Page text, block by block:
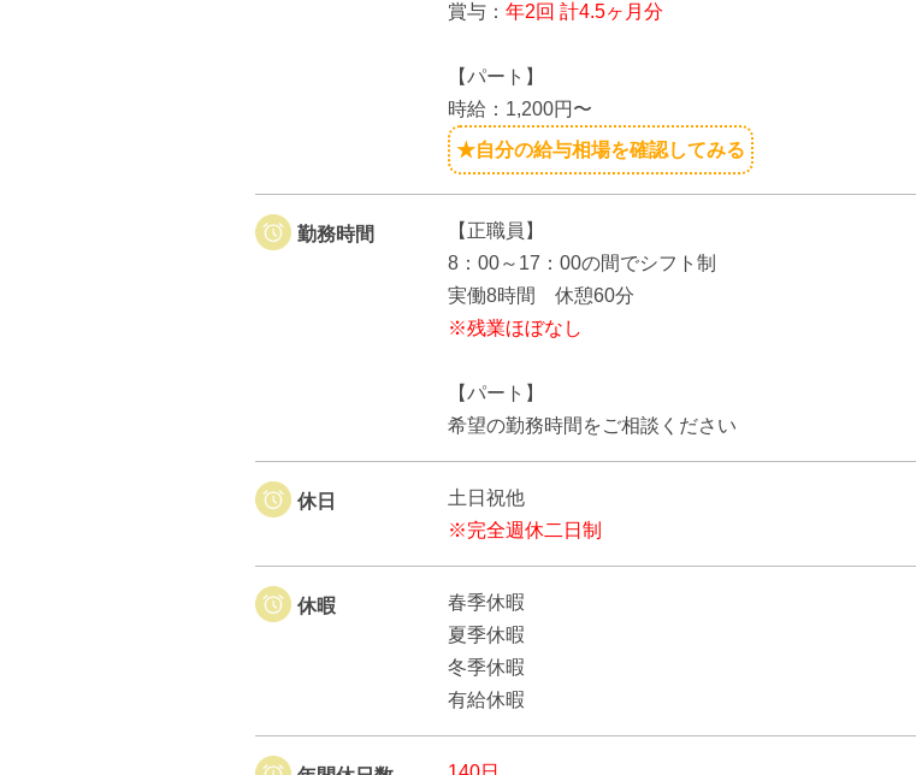
賞与： 年2回 計4.5ヶ月分
【パート】
時給：1,200円〜
★自分の給与相場を確認してみる
勤務時間
【正職員】
8：00～17：00の間でシフト制
実働8時間 休憩60分
※残業ほぼなし
【パート】
希望の勤務時間をご相談ください
休日
土日祝他
※完全週休二日制
休暇
春季休暇
夏季休暇
冬季休暇
有給休暇